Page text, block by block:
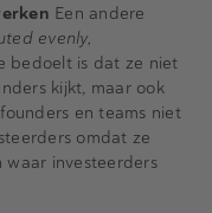
Een andere
evenly,
bedoelt is dat ze niet
kijkt, maar ook
en teams niet
omdat ze
investeerders